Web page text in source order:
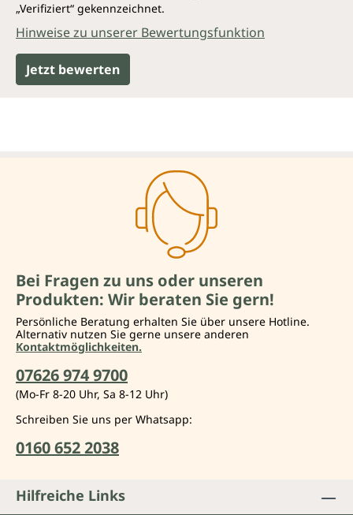
„Verifiziert“ gekennzeichnet.
Hinweise zu unserer Bewertungsfunktion
Jetzt bewerten
Bei Fragen zu uns oder unseren
Produkten: Wir beraten Sie gern!
Persönliche Beratung erhalten Sie über unsere Hotline.
Alternativ nutzen Sie gerne unsere anderen
Kontaktmöglichkeiten.
07626 974 9700
(Mo-Fr 8-20 Uhr, Sa 8-12 Uhr)
Schreiben Sie uns per Whatsapp:
0160 652 2038
Hilfreiche Links